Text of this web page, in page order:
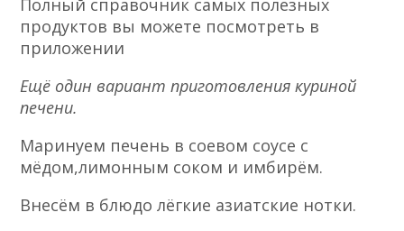
Полный справочник самых полезных
продуктов вы можете посмотреть в
приложении
Ещё один вариант приготовления куриной
печени.
Маринуем печень в соевом соусе с
мёдом,лимонным соком и имбирём.
Внесём в блюдо лёгкие азиатские нотки.